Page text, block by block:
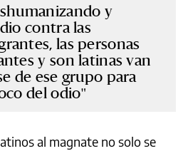
y
contra las
las personas
y son latinas van
de ese grupo para
del odio
al magnate no solo se